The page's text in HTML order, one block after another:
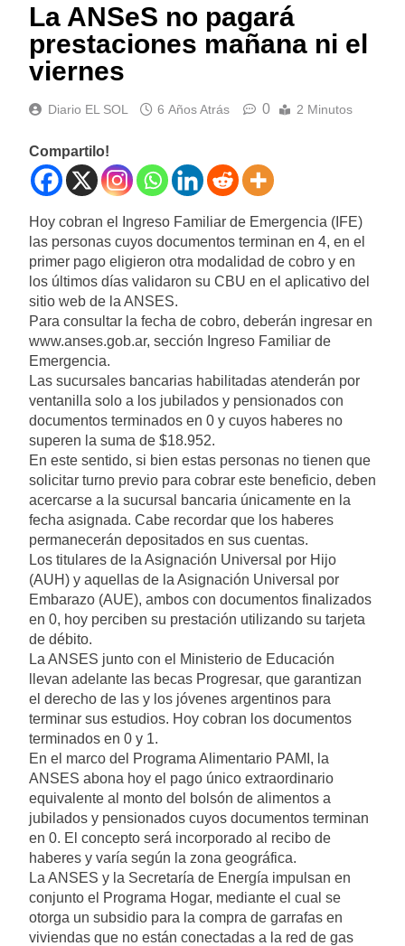
La ANSeS no pagará
prestaciones mañana ni el
viernes
Diario EL SOL 6 Años Atrás 0 2 Minutos
Compartilo!
Hoy cobran el Ingreso Familiar de Emergencia (IFE)
las personas cuyos documentos terminan en 4, en el
primer pago eligieron otra modalidad de cobro y en
los últimos días validaron su CBU en el aplicativo del
sitio web de la ANSES.
Para consultar la fecha de cobro, deberán ingresar en
www.anses.gob.ar, sección Ingreso Familiar de
Emergencia.
Las sucursales bancarias habilitadas atenderán por
ventanilla solo a los jubilados y pensionados con
documentos terminados en 0 y cuyos haberes no
superen la suma de $18.952.
En este sentido, si bien estas personas no tienen que
solicitar turno previo para cobrar este beneficio, deben
acercarse a la sucursal bancaria únicamente en la
fecha asignada. Cabe recordar que los haberes
permanecerán depositados en sus cuentas.
Los titulares de la Asignación Universal por Hijo
(AUH) y aquellas de la Asignación Universal por
Embarazo (AUE), ambos con documentos finalizados
en 0, hoy perciben su prestación utilizando su tarjeta
de débito.
La ANSES junto con el Ministerio de Educación
llevan adelante las becas Progresar, que garantizan
el derecho de las y los jóvenes argentinos para
terminar sus estudios. Hoy cobran los documentos
terminados en 0 y 1.
En el marco del Programa Alimentario PAMI, la
ANSES abona hoy el pago único extraordinario
equivalente al monto del bolsón de alimentos a
jubilados y pensionados cuyos documentos terminan
en 0. El concepto será incorporado al recibo de
haberes y varía según la zona geográfica.
La ANSES y la Secretaría de Energía impulsan en
conjunto el Programa Hogar, mediante el cual se
otorga un subsidio para la compra de garrafas en
viviendas que no están conectadas a la red de gas